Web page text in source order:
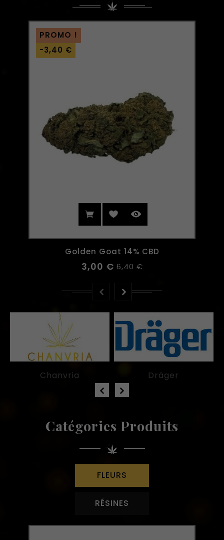
PROMO !
-3,40 €
Golden Goat 14% CBD
3,00 € 6,40 €
Chanvria Dräger
Catégories Produits
FLEURS
RÉSINES